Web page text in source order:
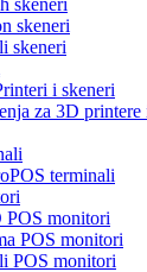
skeneri
skeneri
skeneri
i skeneri
za 3D
terminali
POS monitori
POS monitori
POS monitori